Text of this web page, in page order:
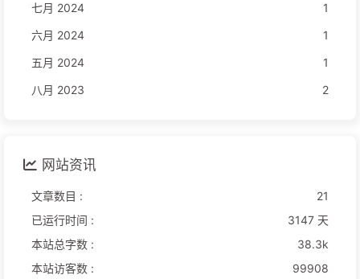
七月 2024
1
六月 2024
1
五月 2024
1
八月 2023
2
网站资讯
文章数目 :
21
已运行时间 :
3147 天
本站总字数 :
38.3k
本站访客数 :
99908